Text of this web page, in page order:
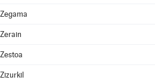
Zegama
Zerain
Zestoa
Zizurkil